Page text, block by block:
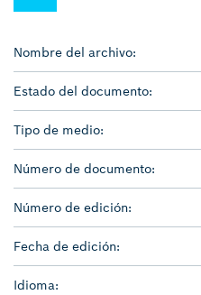
Nombre del archivo:
Estado del documento:
Tipo de medio:
Número de documento:
Número de edición:
Fecha de edición:
Idioma: